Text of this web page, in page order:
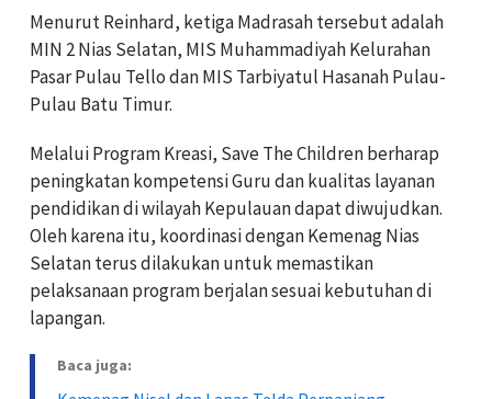
Menurut Reinhard, ketiga Madrasah tersebut adalah
MIN 2 Nias Selatan, MIS Muhammadiyah Kelurahan
Pasar Pulau Tello dan MIS Tarbiyatul Hasanah Pulau-
Pulau Batu Timur.
Melalui Program Kreasi, Save The Children berharap
peningkatan kompetensi Guru dan kualitas layanan
pendidikan di wilayah Kepulauan dapat diwujudkan.
Oleh karena itu, koordinasi dengan Kemenag Nias
Selatan terus dilakukan untuk memastikan
pelaksanaan program berjalan sesuai kebutuhan di
lapangan.
Baca juga: